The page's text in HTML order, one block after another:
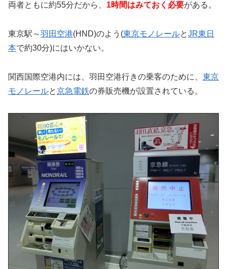
両者ともに約55分だから、 1時間はみておく必要がある。
東京駅～羽田空港(HND)のよう(東京モノレールとJR東日
本で約30分)にはいかない。
関西国際空港内には、羽田空港行きの乗客のために、 東京
モノレールと京急電鉄の券販売機が設置されている。